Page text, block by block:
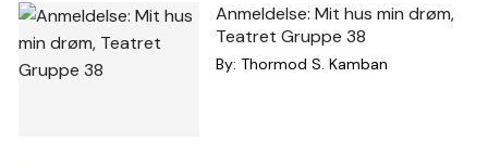
Anmeldelse: Mit hus min drøm,
Teatret Gruppe 38
By: Thormod S. Kamban